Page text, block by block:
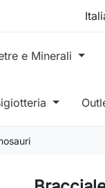
e Minerali